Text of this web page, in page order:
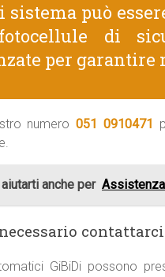
sistema può
di
per
numero051 0910471
anche per
GiBiDi possono